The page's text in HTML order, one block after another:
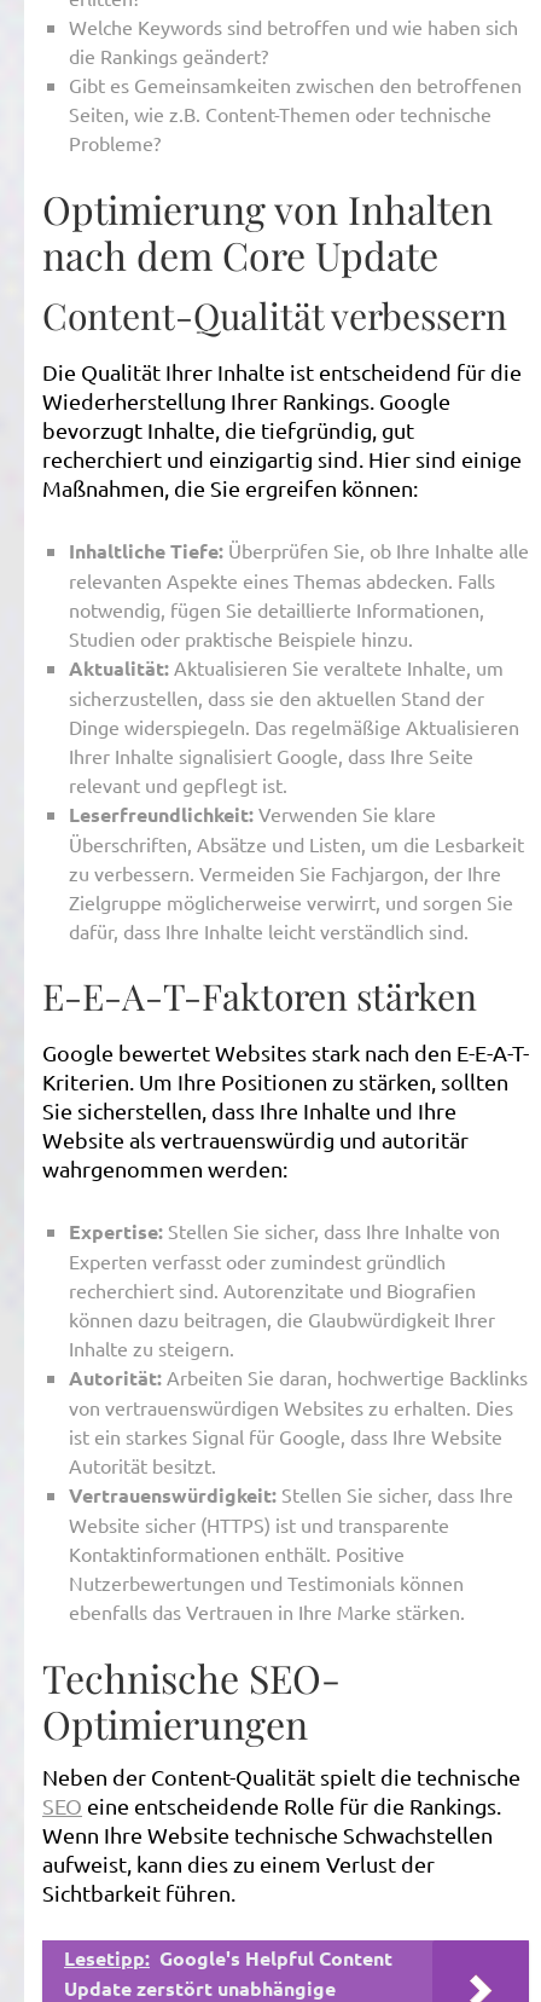
Welche Keywords sind betroffen und wie haben sich
die Rankings geändert?
Gibt es Gemeinsamkeiten zwischen den betroffenen
Seiten, wie z.B. Content-Themen oder technische
Probleme?
Optimierung von Inhalten
nach dem Core Update
Content-Qualität verbessern
Die Qualität Ihrer Inhalte ist entscheidend für die
Wiederherstellung Ihrer Rankings. Google
bevorzugt Inhalte, die tiefgründig, gut
recherchiert und einzigartig sind. Hier sind einige
Maßnahmen, die Sie ergreifen können:
Inhaltliche Tiefe: Überprüfen Sie, ob Ihre Inhalte alle
relevanten Aspekte eines Themas abdecken. Falls
notwendig, fügen Sie detaillierte Informationen,
Studien oder praktische Beispiele hinzu.
Aktualität: Aktualisieren Sie veraltete Inhalte, um
sicherzustellen, dass sie den aktuellen Stand der
Dinge widerspiegeln. Das regelmäßige Aktualisieren
Ihrer Inhalte signalisiert Google, dass Ihre Seite
relevant und gepflegt ist.
Leserfreundlichkeit: Verwenden Sie klare
Überschriften, Absätze und Listen, um die Lesbarkeit
zu verbessern. Vermeiden Sie Fachjargon, der Ihre
Zielgruppe möglicherweise verwirrt, und sorgen Sie
dafür, dass Ihre Inhalte leicht verständlich sind.
E-E-A-T-Faktoren stärken
Google bewertet Websites stark nach den E-E-A-T-
Kriterien. Um Ihre Positionen zu stärken, sollten
Sie sicherstellen, dass Ihre Inhalte und Ihre
Website als vertrauenswürdig und autoritär
wahrgenommen werden:
Expertise: Stellen Sie sicher, dass Ihre Inhalte von
Experten verfasst oder zumindest gründlich
recherchiert sind. Autorenzitate und Biografien
können dazu beitragen, die Glaubwürdigkeit Ihrer
Inhalte zu steigern.
Autorität: Arbeiten Sie daran, hochwertige Backlinks
von vertrauenswürdigen Websites zu erhalten. Dies
ist ein starkes Signal für Google, dass Ihre Website
Autorität besitzt.
Vertrauenswürdigkeit: Stellen Sie sicher, dass Ihre
Website sicher (HTTPS) ist und transparente
Kontaktinformationen enthält. Positive
Nutzerbewertungen und Testimonials können
ebenfalls das Vertrauen in Ihre Marke stärken.
Technische SEO-
Optimierungen
Neben der Content-Qualität spielt die technische
SEO eine entscheidende Rolle für die Rankings.
Wenn Ihre Website technische Schwachstellen
aufweist, kann dies zu einem Verlust der
Sichtbarkeit führen.
Lesetipp: Google's Helpful Content
Update zerstört unabhängige